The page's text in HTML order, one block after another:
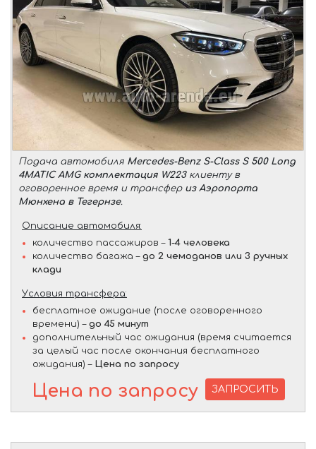
Подача автомобиля Mercedes-Benz S-Class S 500 Long
4MATIC AMG комплектация W223клиенту в
оговоренное время и трансфер из Аэропорта
Мюнхена в Тегернзе.
Описание автомобиля:
количество пассажиров – 1-4 человека
количество багажа – до 2 чемоданов или 3 ручных
клади
Условия трансфера:
бесплатное ожидание (после оговоренного
времени) – до 45 минут
дополнительный час ожидания (время считается
за целый час после окончания бесплатного
ожидания) – Цена по запросу
Цена по запросу ЗАПРОСИТЬ